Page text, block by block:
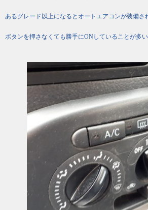
あるグレード以上になるとオートエアコンが装備さ
ボタンを押さなくても勝手にONしていることが多